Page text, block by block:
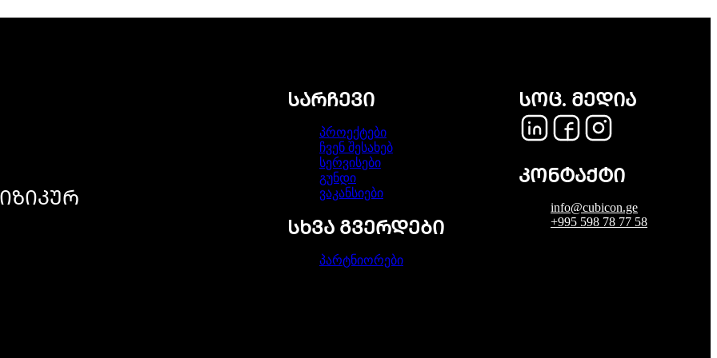
ᲡᲐᲠᲩᲔᲕᲘ
პროექტები
ჩვენ შესახებ
სერვისები
გუნდი
ვაკანსიები
ᲡᲮᲕᲐ ᲒᲕᲔᲠᲓᲔᲑᲘ
პარტნიორები
ᲡᲝᲪ. ᲛᲔᲓᲘᲐ
ᲙᲝᲜᲢᲐᲥᲢᲘ
info@cubicon.ge
+995 598 78 77 58